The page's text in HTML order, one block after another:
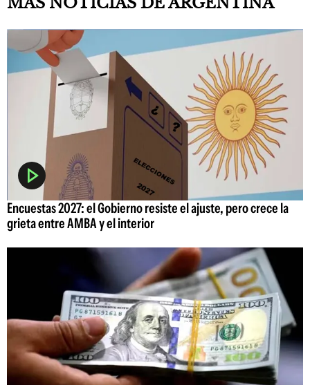
Encuestas 2027: el Gobierno resiste el ajuste, pero crece la
grieta entre AMBA y el interior